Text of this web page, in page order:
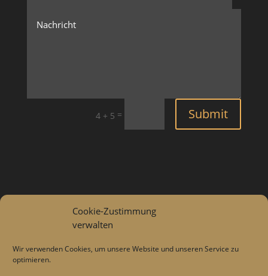
Cookie-Zustimmung
verwalten
Wir verwenden Cookies, um unsere Website und unseren Service zu
optimieren.
4 + 5 = Submit
Datenschutzerklärung
Impressum